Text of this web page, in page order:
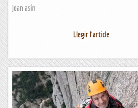
Joan asín
Llegir l'article